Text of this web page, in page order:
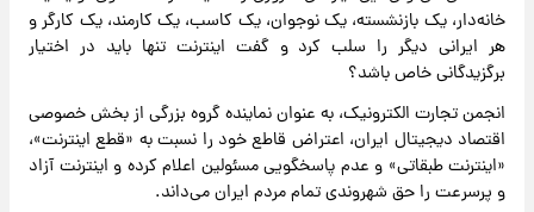
خانه‌دار، یک بازنشسته، یک نوجوان، یک کاسب، یک کارمند، یک کارگر و
هر ایرانی دیگر را سلب کرد و گفت اینترنت تنها باید در اختیار
برگزیدگانی خاص باشد؟
انجمن تجارت الکترونیک، به عنوان نماینده گروه بزرگی از بخش خصوصی
اقتصاد دیجیتال ایران، اعتراض قاطع خود را نسبت به «قطع اینترنت»،
«اینترنت طبقاتی» و عدم پاسخگویی مسئولین اعلام کرده و اینترنت آزاد
و پرسرعت را حق شهروندی تمام مردم ایران می‌داند.